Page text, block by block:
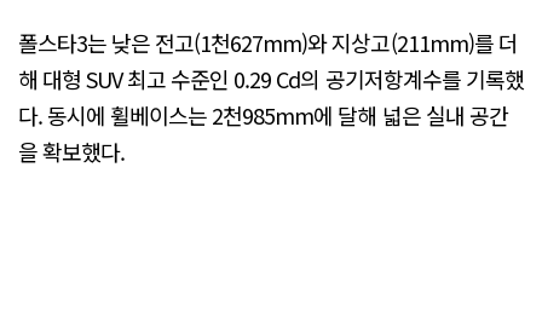
폴스타3는 낮은 전고(1천627mm)와 지상고(211mm)를 더
해 대형 SUV 최고 수준인 0.29 Cd의 공기저항계수를 기록했
다. 동시에 휠베이스는 2천985mm에 달해 넓은 실내 공간
을 확보했다.